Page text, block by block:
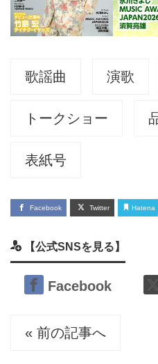
歌謡曲 演歌
トークショー
表紙号
Facebook Twitter Hatena
【公式SNSを見る】
Facebook
« 前の記事へ